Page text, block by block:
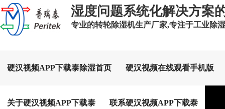
湿度问题系统化解决方案
专业的转轮除湿机生产厂家,专注于工业除
硬汉视频APP下载泰除湿首页 硬汉视频在线观看手机版
关于硬汉视频APP下载泰 联系硬汉视频APP下载泰